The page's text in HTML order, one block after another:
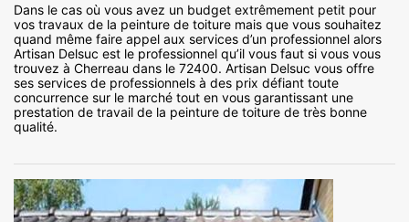
Dans le cas où vous avez un budget extrêmement petit pour
vos travaux de la peinture de toiture mais que vous souhaitez
quand même faire appel aux services d’un professionnel alors
Artisan Delsuc est le professionnel qu’il vous faut si vous vous
trouvez à Cherreau dans le 72400. Artisan Delsuc vous offre
ses services de professionnels à des prix défiant toute
concurrence sur le marché tout en vous garantissant une
prestation de travail de la peinture de toiture de très bonne
qualité.